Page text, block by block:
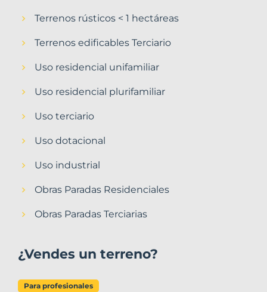
Terrenos rústicos < 1 hectáreas
Terrenos edificables Terciario
Uso residencial unifamiliar
Uso residencial plurifamiliar
Uso terciario
Uso dotacional
Uso industrial
Obras Paradas Residenciales
Obras Paradas Terciarias
¿Vendes un terreno?
Para profesionales